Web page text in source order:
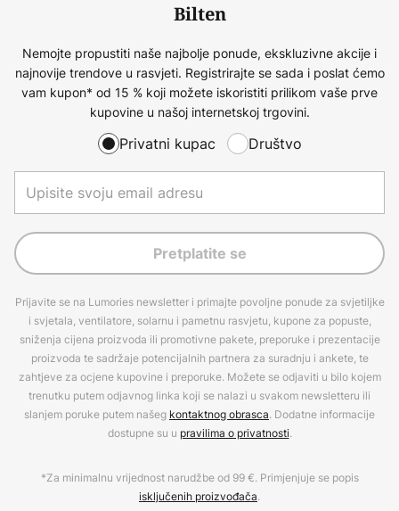
Bilten
Nemojte propustiti naše najbolje ponude, ekskluzivne akcije i
najnovije trendove u rasvjeti. Registrirajte se sada i poslat ćemo
vam kupon* od 15 % koji možete iskoristiti prilikom vaše prve
kupovine u našoj internetskoj trgovini.
Privatni kupac Društvo
Pretplatite se
Prijavite se na Lumories newsletter i primajte povoljne ponude za svjetiljke
i svjetala, ventilatore, solarnu i pametnu rasvjetu, kupone za popuste,
sniženja cijena proizvoda ili promotivne pakete, preporuke i prezentacije
proizvoda te sadržaje potencijalnih partnera za suradnju i ankete, te
zahtjeve za ocjene kupovine i preporuke. Možete se odjaviti u bilo kojem
trenutku putem odjavnog linka koji se nalazi u svakom newsletteru ili
slanjem poruke putem našeg kontaktnog obrasca. Dodatne informacije
dostupne su u pravilima o privatnosti.
*Za minimalnu vrijednost narudžbe od 99 €. Primjenjuje se popis
isključenih proizvođača.